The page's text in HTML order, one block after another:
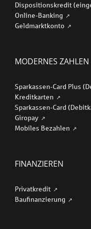
Dispositionskredit
Online-Banking
Geldmarktkonto
MODERNES ZAHLEN
Sparkassen-Card Plus
Kreditkarten
Sparkassen-Card
Giropay
Mobiles Bezahlen
FINANZIEREN
Privatkredit
Baufinanzierung